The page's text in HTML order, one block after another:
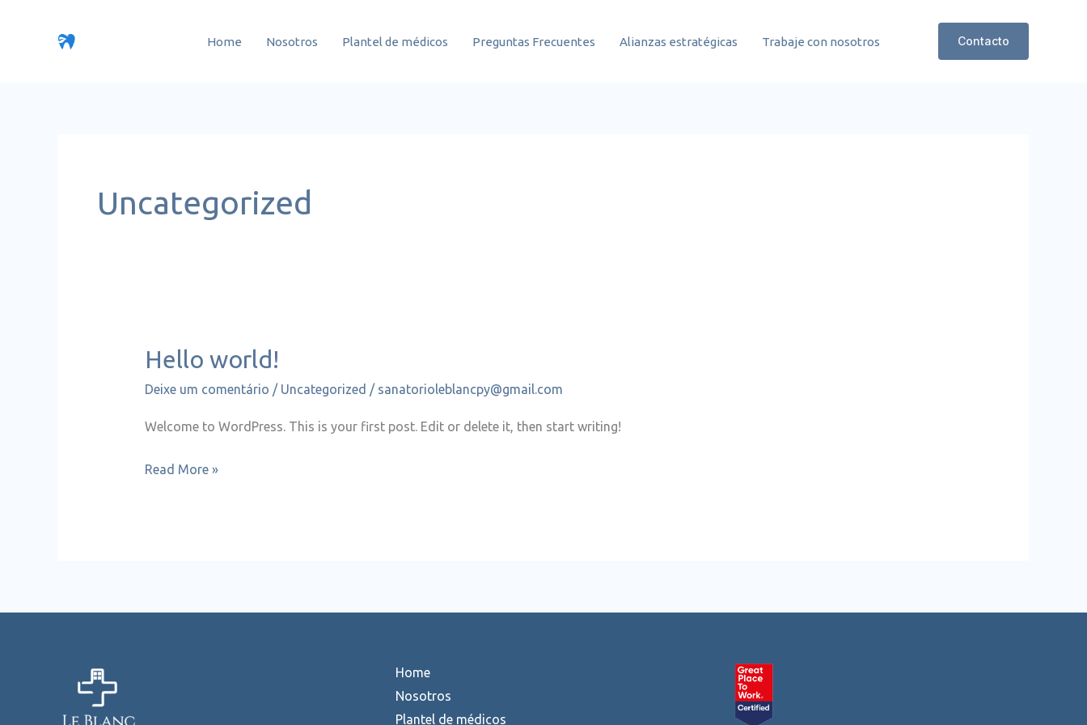
Home Nosotros Plantel de médicos Preguntas Frecuentes Alianzas estratégicas Trabaje con nosotros Contacto
Uncategorized
Hello world!
Deixe um comentário / Uncategorized / sanatorioleblancpy@gmail.com
Welcome to WordPress. This is your first post. Edit or delete it, then start writing!
Hello
Read More »
Home
Nosotros
Plantel de médicos